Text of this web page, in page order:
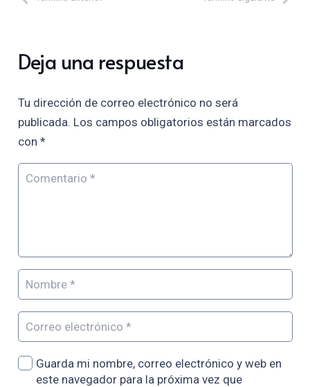
Deja una respuesta
Tu dirección de correo electrónico no será
publicada. Los campos obligatorios están marcados
con *
Guarda mi nombre, correo electrónico y web en
este navegador para la próxima vez que